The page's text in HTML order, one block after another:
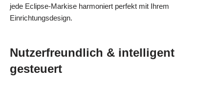
jede Eclipse-Markise harmoniert perfekt mit Ihrem
Einrichtungsdesign.
Nutzerfreundlich & intelligent
gesteuert